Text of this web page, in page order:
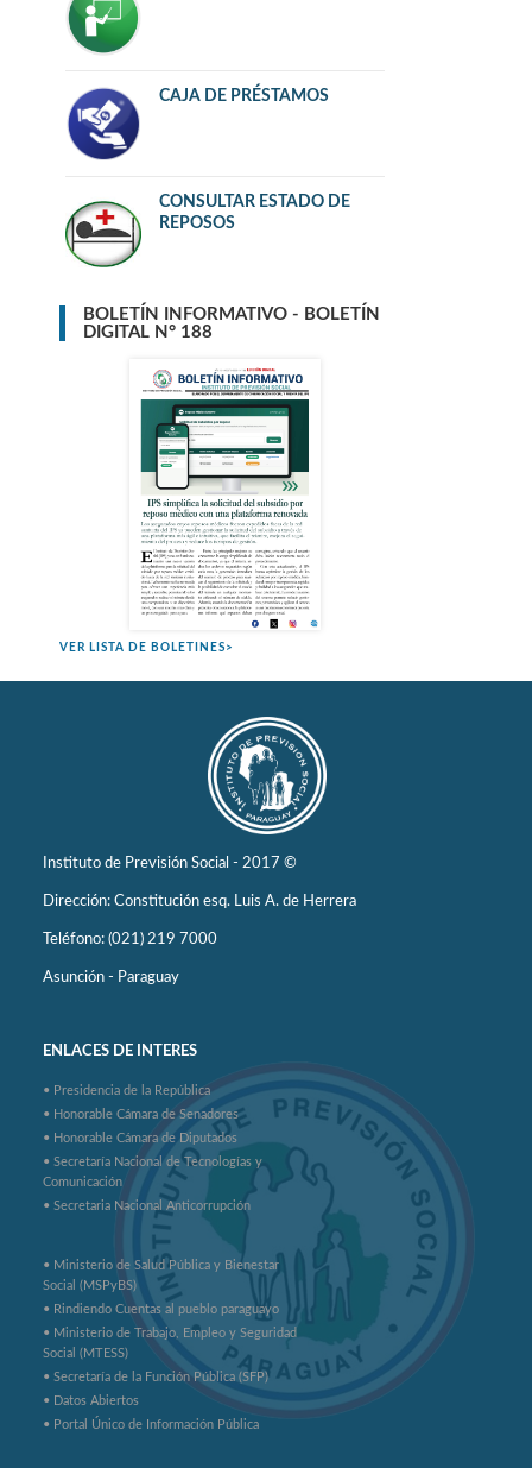
CAJA DE PRÉSTAMOS
CONSULTAR ESTADO DE
REPOSOS
BOLETÍN INFORMATIVO - BOLETÍN
DIGITAL N° 188
VER LISTA DE BOLETINES>
Instituto de Previsión Social - 2017 ©
Dirección: Constitución esq. Luis A. de Herrera
Teléfono: (021) 219 7000
Asunción - Paraguay
ENLACES DE INTERES
• Presidencia de la República
• Honorable Cámara de Senadores
• Honorable Cámara de Diputados
• Secretaría Nacional de Tecnologías y
Comunicación
• Secretaria Nacional Anticorrupción
• Ministerio de Salud Pública y Bienestar
Social (MSPyBS)
• Rindiendo Cuentas al pueblo paraguayo
• Ministerio de Trabajo, Empleo y Seguridad
Social (MTESS)
• Secretaría de la Función Pública (SFP)
• Datos Abiertos
• Portal Único de Información Pública